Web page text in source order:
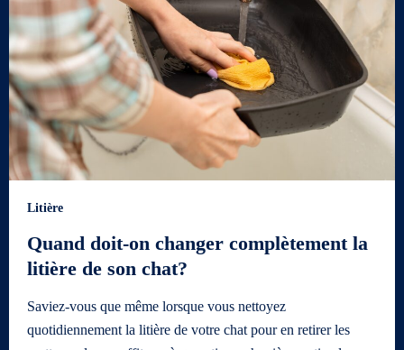
Litière
Quand doit-on changer complètement la
litière de son chat?
Saviez-vous que même lorsque vous nettoyez
quotidiennement la litière de votre chat pour en retirer les